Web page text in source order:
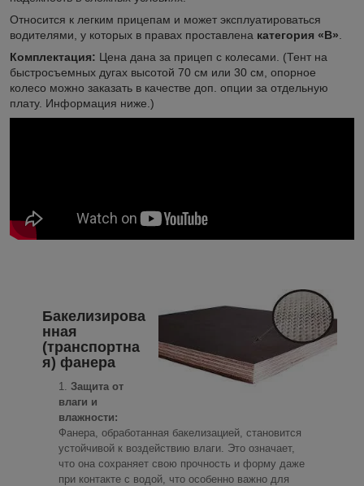
Относится к легким прицепам и может эксплуатироваться
водителями, у которых в правах проставлена категория «В»
Комплектация: Цена дана за прицеп с колесами. (Тент на
быстросъемных дугах высотой 70 см или 30 см, опорное
колесо можно заказать в качестве доп. опции за отдельную
плату. Информация ниже.)
Бакелизирова
нная
(транспортна
я) фанера
Защита от
влаги и
влажности:
Фанера, обработанная бакелизацией, становится
устойчивой к воздействию влаги. Это означает,
что она сохраняет свою прочность и форму даже
при контакте с водой, что особенно важно для